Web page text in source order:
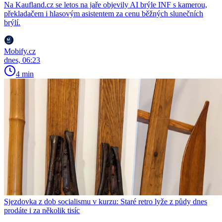
Na Kaufland.cz se letos na jaře objevily AI brýle INF s kamerou,
překladačem i hlasovým asistentem za cenu běžných slunečních
brýlí.
Mobify.cz
dnes, 06:23
4 min
Sjezdovka z dob socialismu v kurzu: Staré retro lyže z půdy dnes
prodáte i za několik tisíc